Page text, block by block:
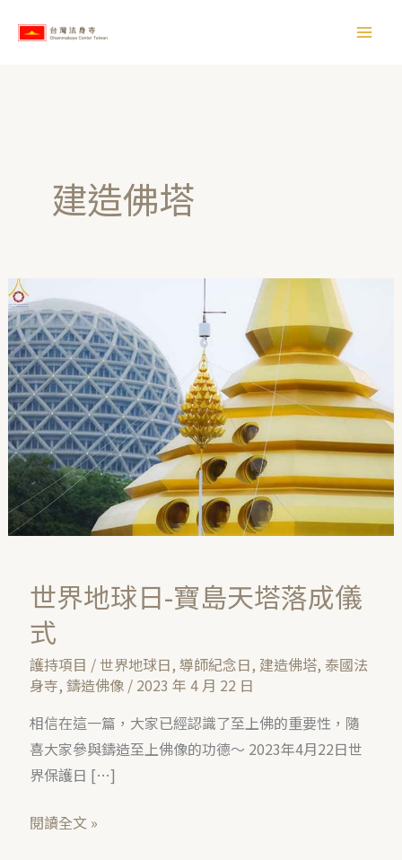
所
建造佛塔
世界地球日-寶島天塔落成儀
式
護持項目 /世界地球日, 導師紀念日, 建造佛塔, 泰國法
身寺, 鑄造佛像/ 2023 年 4 月 22 日
相信在這一篇，大家已經認識了至上佛的重要性，隨
喜大家參與鑄造至上佛像的功德～ 2023年4月22日世
界保護日 […]
世
界
地
球
日-
寶
島
天
塔
落
式
閱讀全文 »